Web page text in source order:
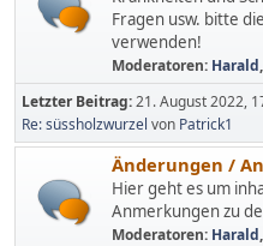
Fragen usw. bitte
verwenden!
Moderatoren: Harald,
Letzter Beitrag:21. August 2022,
Re: süssholzwurzel von Patrick1
Änderungen /
Hier geht es um
Anmerkungen zu
Moderatoren: Harald,